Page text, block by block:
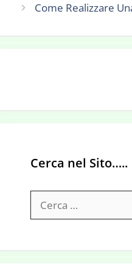
Come Realizzare
Cerca nel Sito…..
per: